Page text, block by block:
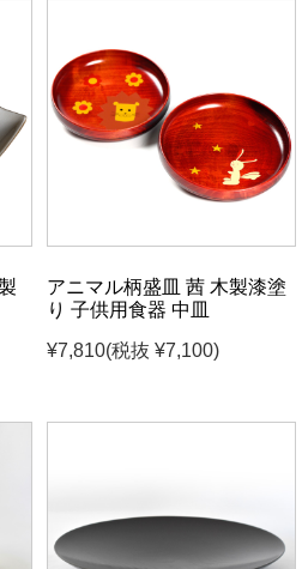
アニマル柄盛皿 茜 木製漆塗
り 子供用食器 中皿
¥7,810(税抜 ¥7,100)